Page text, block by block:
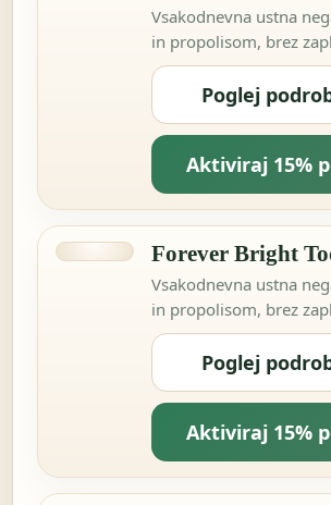
Vsakodnevna ustna
in propolisom, brez
Poglej
Aktiviraj 15%
Forever Bright
Vsakodnevna ustna
in propolisom, brez
Poglej
Aktiviraj 15%